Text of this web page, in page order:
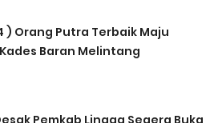
) Orang Putra Terbaik Maju
Baran Melintang